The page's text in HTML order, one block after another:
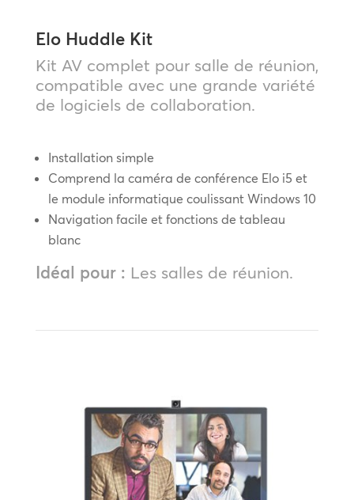
Elo Huddle Kit
Kit AV complet pour salle de réunion,
compatible avec une grande variété
de logiciels de collaboration.
Installation simple
Comprend la caméra de conférence Elo i5 et
le module informatique coulissant Windows 10
Navigation facile et fonctions de tableau
blanc
Idéal pour : Les salles de réunion.